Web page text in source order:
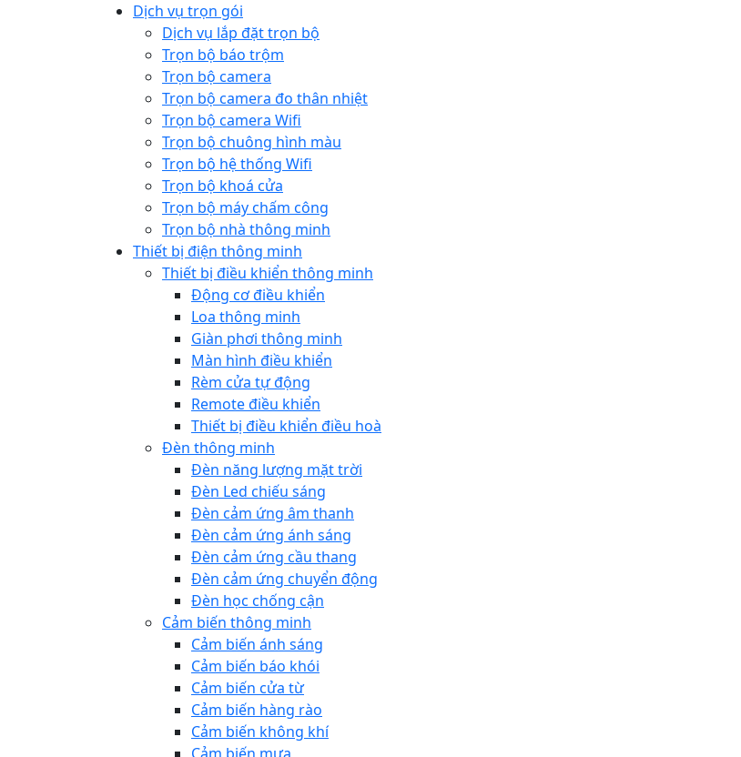
Dịch vụ trọn gói
Dịch vụ lắp đặt trọn bộ
Trọn bộ báo trộm
Trọn bộ camera
Trọn bộ camera đo thân nhiệt
Trọn bộ camera Wifi
Trọn bộ chuông hình màu
Trọn bộ hệ thống Wifi
Trọn bộ khoá cửa
Trọn bộ máy chấm công
Trọn bộ nhà thông minh
Thiết bị điện thông minh
Thiết bị điều khiển thông minh
Động cơ điều khiển
Loa thông minh
Giàn phơi thông minh
Màn hình điều khiển
Rèm cửa tự động
Remote điều khiển
Thiết bị điều khiển điều hoà
Đèn thông minh
Đèn năng lượng mặt trời
Đèn Led chiếu sáng
Đèn cảm ứng âm thanh
Đèn cảm ứng ánh sáng
Đèn cảm ứng cầu thang
Đèn cảm ứng chuyển động
Đèn học chống cận
Cảm biến thông minh
Cảm biến ánh sáng
Cảm biến báo khói
Cảm biến cửa từ
Cảm biến hàng rào
Cảm biến không khí